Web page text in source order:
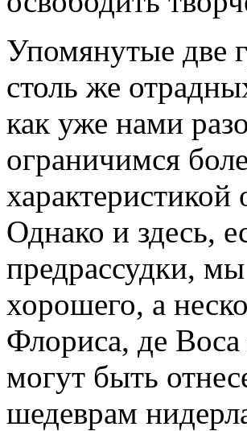
Упомянутые две
столь же
как уже нами
ограничимся
Однако и здесь,
предрассудки,
хорошего, а
Флориса, де
могут быть
шедеврам